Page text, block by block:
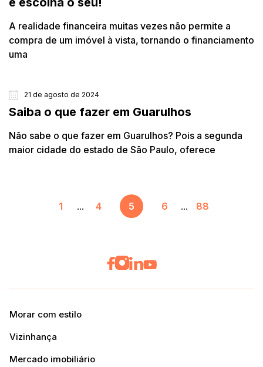
A realidade financeira muitas vezes não permite a
compra de um imóvel à vista, tornando o financiamento
uma
CIDADES
21 de agosto de 2024
Saiba o que fazer em Guarulhos
Não sabe o que fazer em Guarulhos? Pois a segunda
maior cidade do estado de São Paulo, oferece
1 ... 4 5 6 ... 88
Morar com estilo
Vizinhança
Mercado imobiliário